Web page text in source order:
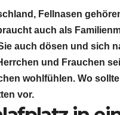
Fellnasen
auch als
auch dösen und sich
und Frauchen
wohlfühlen. Wo
vor.